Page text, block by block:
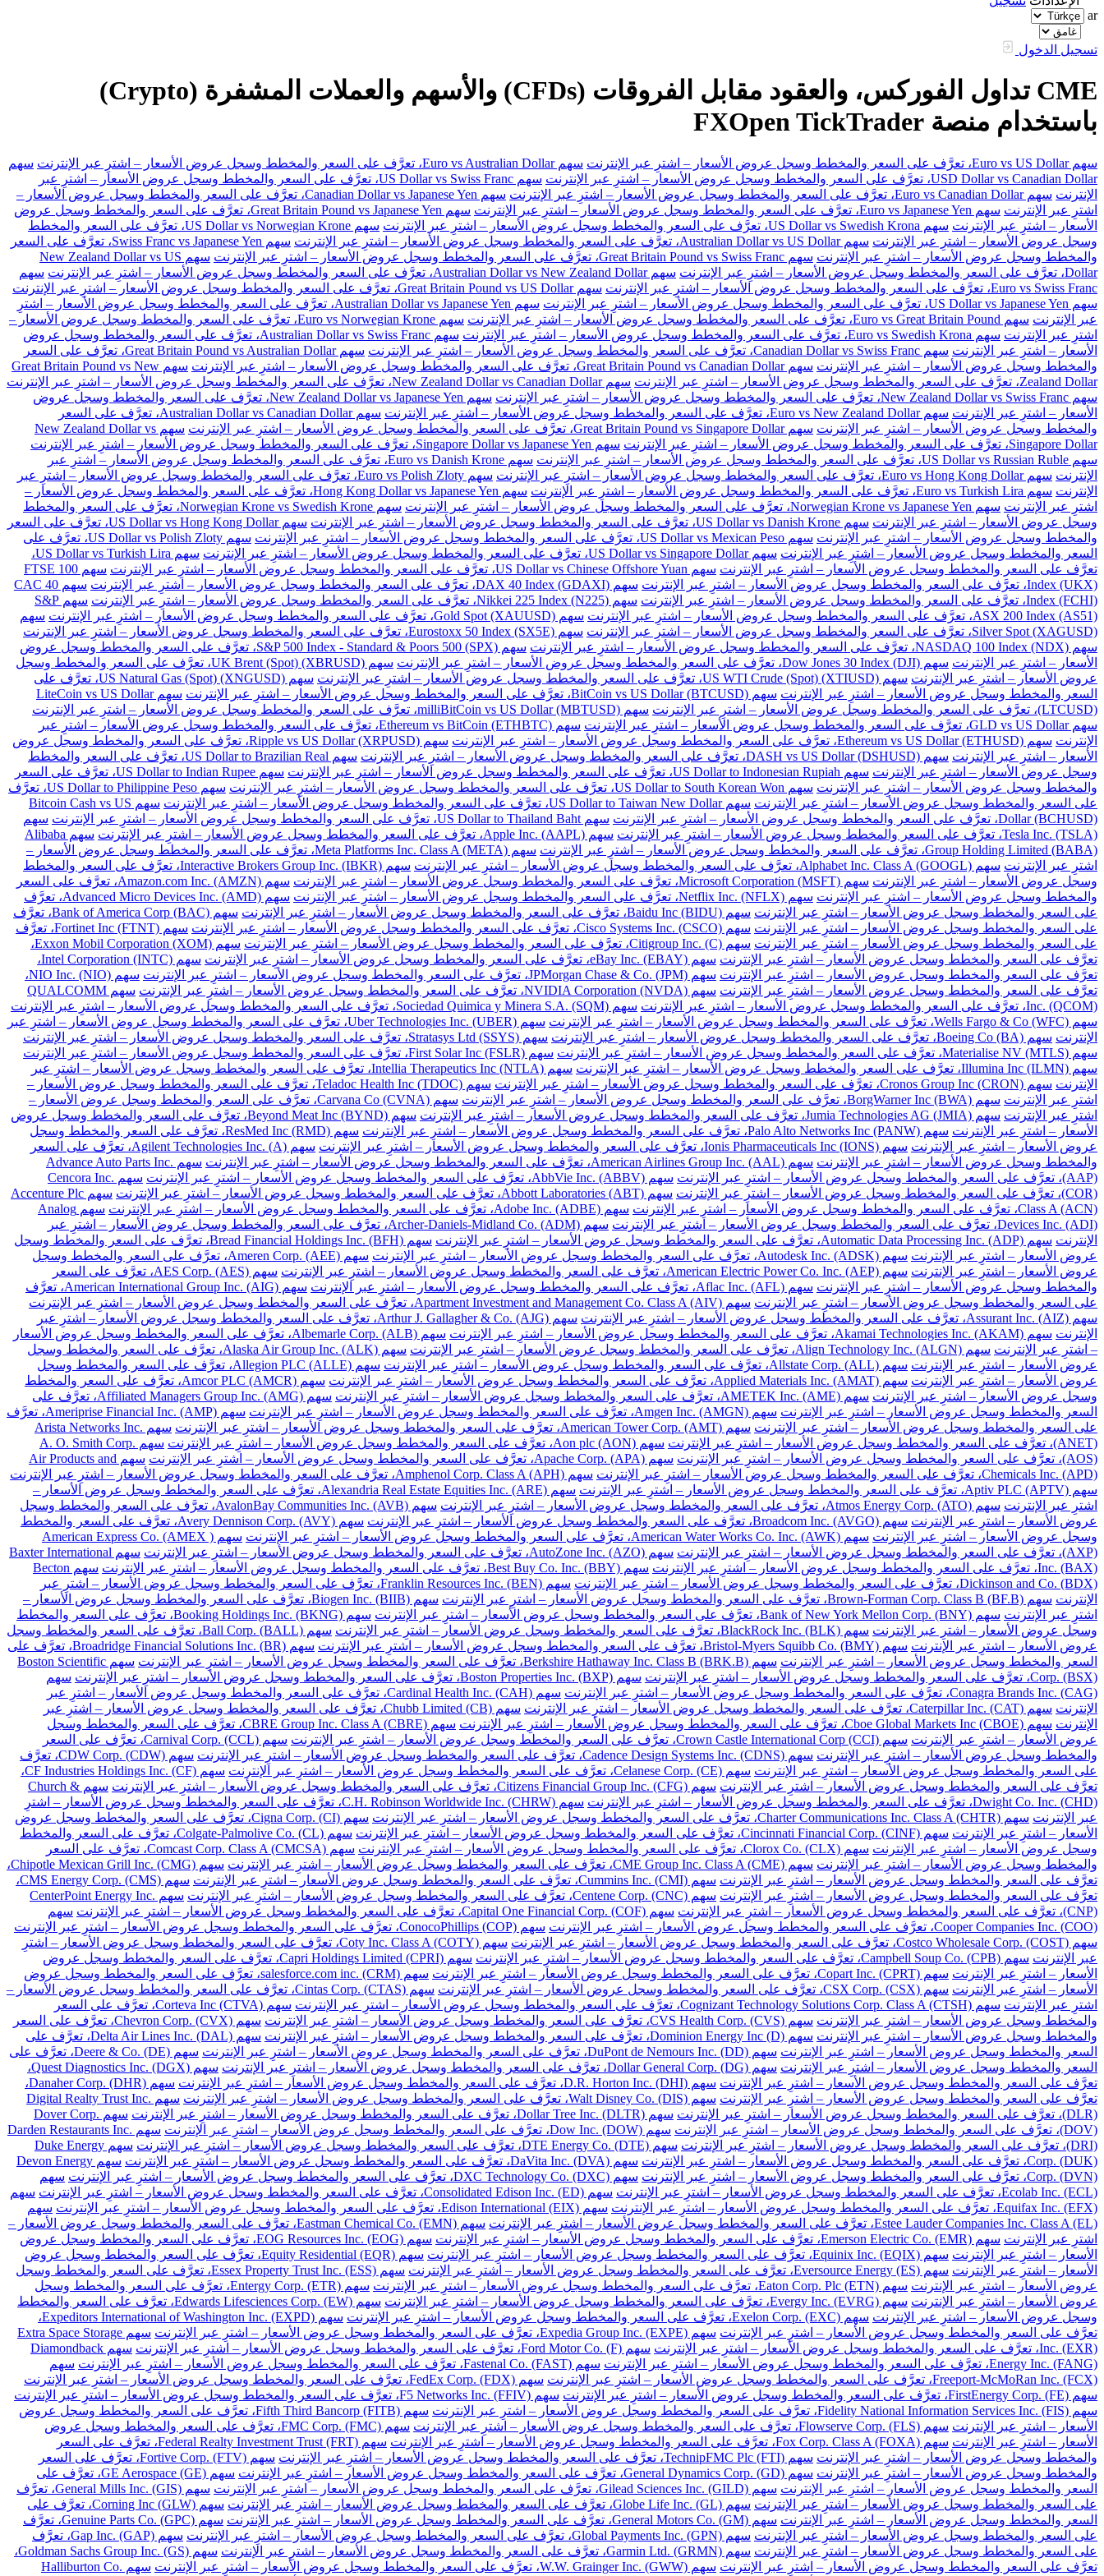
ar
تسجيل الدخول
CME تداول الفوركس، والعقود مقابل الفروقات (CFDs) والأسهم والعملات المشفرة (Crypto)
باستخدام منصة FXOpen TickTrader
سهم Euro vs US Dollar، تعرَّف على السعر والمخطط وسجل عروض الأسعار – اشترِ عبر الإنترنت سهم Euro vs Australian Dollar، تعرَّف على السعر والمخطط وسجل عروض الأسعار – اشترِ عبر الإنترنت
سهم
USD Dollar vs Canadian Dollar، تعرَّف على السعر والمخطط وسجل عروض الأسعار – اشترِ عبر الإنترنت
سهم US Dollar vs Swiss Franc، تعرَّف على السعر والمخطط وسجل عروض الأسعار – اشترِ عبر
الإنترنت سهم Euro vs Canadian Dollar، تعرَّف على السعر والمخطط وسجل عروض الأسعار – اشترِ عبر الإنترنت
سهم Canadian Dollar vs Japanese Yen، تعرَّف على السعر والمخطط وسجل عروض الأسعار –
اشترِ عبر الإنترنت سهم Euro vs Japanese Yen، تعرَّف على السعر والمخطط وسجل عروض الأسعار – اشترِ عبر الإنترنت
سهم Great Britain Pound vs Japanese Yen، تعرَّف على السعر والمخطط وسجل عروض
الأسعار – اشترِ عبر الإنترنت سهم US Dollar vs Swedish Krona، تعرَّف على السعر والمخطط وسجل عروض الأسعار – اشترِ عبر الإنترنت
سهم US Dollar vs Norwegian Krone، تعرَّف على السعر والمخطط
وسجل عروض الأسعار – اشترِ عبر الإنترنت سهم Australian Dollar vs US Dollar، تعرَّف على السعر والمخطط وسجل عروض الأسعار – اشترِ عبر الإنترنت
سهم Swiss Franc vs Japanese Yen، تعرَّف على السعر
والمخطط وسجل عروض الأسعار – اشترِ عبر الإنترنت سهم Great Britain Pound vs Swiss Franc، تعرَّف على السعر والمخطط وسجل عروض الأسعار – اشترِ عبر الإنترنت
سهم New Zealand Dollar vs US
Dollar، تعرَّف على السعر والمخطط وسجل عروض الأسعار – اشترِ عبر الإنترنت
سهم Australian Dollar vs New Zealand Dollar، تعرَّف على السعر والمخطط وسجل عروض الأسعار – اشترِ عبر الإنترنت
سهم
Euro vs Swiss Franc، تعرَّف على السعر والمخطط وسجل عروض الأسعار – اشترِ عبر الإنترنت
سهم Great Britain Pound vs US Dollar، تعرَّف على السعر والمخطط وسجل عروض الأسعار – اشترِ عبر الإنترنت
سهم US Dollar vs Japanese Yen، تعرَّف على السعر والمخطط وسجل عروض الأسعار – اشترِ عبر الإنترنت
سهم Australian Dollar vs Japanese Yen، تعرَّف على السعر والمخطط وسجل عروض الأسعار – اشترِ
عبر الإنترنت سهم Euro vs Great Britain Pound، تعرَّف على السعر والمخطط وسجل عروض الأسعار – اشترِ عبر الإنترنت
سهم Euro vs Norwegian Krone، تعرَّف على السعر والمخطط وسجل عروض الأسعار –
اشترِ عبر الإنترنت سهم Euro vs Swedish Krona، تعرَّف على السعر والمخطط وسجل عروض الأسعار – اشترِ عبر الإنترنت
سهم Australian Dollar vs Swiss Franc، تعرَّف على السعر والمخطط وسجل عروض
الأسعار – اشترِ عبر الإنترنت سهم Canadian Dollar vs Swiss Franc، تعرَّف على السعر والمخطط وسجل عروض الأسعار – اشترِ عبر الإنترنت
سهم Great Britain Pound vs Australian Dollar، تعرَّف على السعر
والمخطط وسجل عروض الأسعار – اشترِ عبر الإنترنت سهم Great Britain Pound vs Canadian Dollar، تعرَّف على السعر والمخطط وسجل عروض الأسعار – اشترِ عبر الإنترنت
سهم Great Britain Pound vs New
Zealand Dollar، تعرَّف على السعر والمخطط وسجل عروض الأسعار – اشترِ عبر الإنترنت
سهم New Zealand Dollar vs Canadian Dollar، تعرَّف على السعر والمخطط وسجل عروض الأسعار – اشترِ عبر الإنترنت
سهم New Zealand Dollar vs Swiss Franc، تعرَّف على السعر والمخطط وسجل عروض الأسعار – اشترِ عبر الإنترنت
سهم New Zealand Dollar vs Japanese Yen، تعرَّف على السعر والمخطط وسجل عروض
الأسعار – اشترِ عبر الإنترنت سهم Euro vs New Zealand Dollar، تعرَّف على السعر والمخطط وسجل عروض الأسعار – اشترِ عبر الإنترنت
سهم Australian Dollar vs Canadian Dollar، تعرَّف على السعر
والمخطط وسجل عروض الأسعار – اشترِ عبر الإنترنت سهم Great Britain Pound vs Singapore Dollar، تعرَّف على السعر والمخطط وسجل عروض الأسعار – اشترِ عبر الإنترنت
سهم New Zealand Dollar vs
Singapore Dollar، تعرَّف على السعر والمخطط وسجل عروض الأسعار – اشترِ عبر الإنترنت
سهم Singapore Dollar vs Japanese Yen، تعرَّف على السعر والمخطط وسجل عروض الأسعار – اشترِ عبر الإنترنت
سهم US Dollar vs Russian Ruble، تعرَّف على السعر والمخطط وسجل عروض الأسعار – اشترِ عبر الإنترنت
سهم Euro vs Danish Krone، تعرَّف على السعر والمخطط وسجل عروض الأسعار – اشترِ عبر
الإنترنت سهم Euro vs Hong Kong Dollar، تعرَّف على السعر والمخطط وسجل عروض الأسعار – اشترِ عبر الإنترنت
سهم Euro vs Polish Zloty، تعرَّف على السعر والمخطط وسجل عروض الأسعار – اشترِ عبر
الإنترنت سهم Euro vs Turkish Lira، تعرَّف على السعر والمخطط وسجل عروض الأسعار – اشترِ عبر الإنترنت
سهم Hong Kong Dollar vs Japanese Yen، تعرَّف على السعر والمخطط وسجل عروض الأسعار –
اشترِ عبر الإنترنت سهم Norwegian Krone vs Japanese Yen، تعرَّف على السعر والمخطط وسجل عروض الأسعار – اشترِ عبر الإنترنت
سهم Norwegian Krone vs Swedish Krone، تعرَّف على السعر والمخطط
وسجل عروض الأسعار – اشترِ عبر الإنترنت سهم US Dollar vs Danish Krone، تعرَّف على السعر والمخطط وسجل عروض الأسعار – اشترِ عبر الإنترنت
سهم US Dollar vs Hong Kong Dollar، تعرَّف على السعر
والمخطط وسجل عروض الأسعار – اشترِ عبر الإنترنت سهم US Dollar vs Mexican Peso، تعرَّف على السعر والمخطط وسجل عروض الأسعار – اشترِ عبر الإنترنت
سهم US Dollar vs Polish Zloty، تعرَّف على
السعر والمخطط وسجل عروض الأسعار – اشترِ عبر الإنترنت سهم US Dollar vs Singapore Dollar، تعرَّف على السعر والمخطط وسجل عروض الأسعار – اشترِ عبر الإنترنت
سهم US Dollar vs Turkish Lira،
تعرَّف على السعر والمخطط وسجل عروض الأسعار – اشترِ عبر الإنترنت سهم US Dollar vs Chinese Offshore Yuan، تعرَّف على السعر والمخطط وسجل عروض الأسعار – اشترِ عبر الإنترنت
سهم FTSE 100
Index (UKX)، تعرَّف على السعر والمخطط وسجل عروض الأسعار – اشترِ عبر الإنترنت
سهم DAX 40 Index (GDAXI)، تعرَّف على السعر والمخطط وسجل عروض الأسعار – اشترِ عبر الإنترنت
سهم CAC 40
Index (FCHI)، تعرَّف على السعر والمخطط وسجل عروض الأسعار – اشترِ عبر الإنترنت
سهم Nikkei 225 Index (N225)، تعرَّف على السعر والمخطط وسجل عروض الأسعار – اشترِ عبر الإنترنت
سهم S&P
ASX 200 Index (AS51)، تعرَّف على السعر والمخطط وسجل عروض الأسعار – اشترِ عبر الإنترنت
سهم Gold Spot (XAUUSD)، تعرَّف على السعر والمخطط وسجل عروض الأسعار – اشترِ عبر الإنترنت
سهم
Silver Spot (XAGUSD)، تعرَّف على السعر والمخطط وسجل عروض الأسعار – اشترِ عبر الإنترنت
سهم Eurostoxx 50 Index (SX5E)، تعرَّف على السعر والمخطط وسجل عروض الأسعار – اشترِ عبر الإنترنت
سهم NASDAQ 100 Index (NDX)، تعرَّف على السعر والمخطط وسجل عروض الأسعار – اشترِ عبر الإنترنت
سهم S&P 500 Index - Standard & Poors 500 (SPX)، تعرَّف على السعر والمخطط وسجل عروض
الأسعار – اشترِ عبر الإنترنت سهم Dow Jones 30 Index (DJI)، تعرَّف على السعر والمخطط وسجل عروض الأسعار – اشترِ عبر الإنترنت
سهم UK Brent (Spot) (XBRUSD)، تعرَّف على السعر والمخطط وسجل
عروض الأسعار – اشترِ عبر الإنترنت سهم US WTI Crude (Spot) (XTIUSD)، تعرَّف على السعر والمخطط وسجل عروض الأسعار – اشترِ عبر الإنترنت
سهم US Natural Gas (Spot) (XNGUSD)، تعرَّف على
السعر والمخطط وسجل عروض الأسعار – اشترِ عبر الإنترنت سهم BitCoin vs US Dollar (BTCUSD)، تعرَّف على السعر والمخطط وسجل عروض الأسعار – اشترِ عبر الإنترنت
سهم LiteCoin vs US Dollar
(LTCUSD)، تعرَّف على السعر والمخطط وسجل عروض الأسعار – اشترِ عبر الإنترنت
سهم milliBitCoin vs US Dollar (MBTUSD)، تعرَّف على السعر والمخطط وسجل عروض الأسعار – اشترِ عبر الإنترنت
سهم GLD vs US Dollar، تعرَّف على السعر والمخطط وسجل عروض الأسعار – اشترِ عبر الإنترنت
سهم Ethereum vs BitCoin (ETHBTC)، تعرَّف على السعر والمخطط وسجل عروض الأسعار – اشترِ عبر
الإنترنت سهم Ethereum vs US Dollar (ETHUSD)، تعرَّف على السعر والمخطط وسجل عروض الأسعار – اشترِ عبر الإنترنت
سهم Ripple vs US Dollar (XRPUSD)، تعرَّف على السعر والمخطط وسجل عروض
الأسعار – اشترِ عبر الإنترنت سهم DASH vs US Dollar (DSHUSD)، تعرَّف على السعر والمخطط وسجل عروض الأسعار – اشترِ عبر الإنترنت
سهم US Dollar to Brazilian Real، تعرَّف على السعر والمخطط
وسجل عروض الأسعار – اشترِ عبر الإنترنت سهم US Dollar to Indonesian Rupiah، تعرَّف على السعر والمخطط وسجل عروض الأسعار – اشترِ عبر الإنترنت
سهم US Dollar to Indian Rupee، تعرَّف على السعر
والمخطط وسجل عروض الأسعار – اشترِ عبر الإنترنت سهم US Dollar to South Korean Won، تعرَّف على السعر والمخطط وسجل عروض الأسعار – اشترِ عبر الإنترنت
سهم US Dollar to Philippine Peso، تعرَّف
على السعر والمخطط وسجل عروض الأسعار – اشترِ عبر الإنترنت سهم US Dollar to Taiwan New Dollar، تعرَّف على السعر والمخطط وسجل عروض الأسعار – اشترِ عبر الإنترنت
سهم Bitcoin Cash vs US
Dollar (BCHUSD)، تعرَّف على السعر والمخطط وسجل عروض الأسعار – اشترِ عبر الإنترنت
سهم US Dollar to Thailand Baht، تعرَّف على السعر والمخطط وسجل عروض الأسعار – اشترِ عبر الإنترنت
سهم
Tesla Inc. (TSLA)، تعرَّف على السعر والمخطط وسجل عروض الأسعار – اشترِ عبر الإنترنت
سهم Apple Inc. (AAPL)، تعرَّف على السعر والمخطط وسجل عروض الأسعار – اشترِ عبر الإنترنت
سهم Alibaba
Group Holding Limited (BABA)، تعرَّف على السعر والمخطط وسجل عروض الأسعار – اشترِ عبر الإنترنت
سهم Meta Platforms Inc. Class A (META)، تعرَّف على السعر والمخطط وسجل عروض الأسعار –
اشترِ عبر الإنترنت سهم Alphabet Inc. Class A (GOOGL)، تعرَّف على السعر والمخطط وسجل عروض الأسعار – اشترِ عبر الإنترنت
سهم Interactive Brokers Group Inc. (IBKR)، تعرَّف على السعر والمخطط
وسجل عروض الأسعار – اشترِ عبر الإنترنت سهم Microsoft Corporation (MSFT)، تعرَّف على السعر والمخطط وسجل عروض الأسعار – اشترِ عبر الإنترنت
سهم Amazon.com Inc. (AMZN)، تعرَّف على السعر
والمخطط وسجل عروض الأسعار – اشترِ عبر الإنترنت سهم Netflix Inc. (NFLX)، تعرَّف على السعر والمخطط وسجل عروض الأسعار – اشترِ عبر الإنترنت
سهم Advanced Micro Devices Inc. (AMD)، تعرَّف
على السعر والمخطط وسجل عروض الأسعار – اشترِ عبر الإنترنت سهم Baidu Inc (BIDU)، تعرَّف على السعر والمخطط وسجل عروض الأسعار – اشترِ عبر الإنترنت
سهم Bank of America Corp (BAC)، تعرَّف
على السعر والمخطط وسجل عروض الأسعار – اشترِ عبر الإنترنت سهم Cisco Systems Inc. (CSCO)، تعرَّف على السعر والمخطط وسجل عروض الأسعار – اشترِ عبر الإنترنت
سهم Fortinet Inc (FTNT)، تعرَّف
على السعر والمخطط وسجل عروض الأسعار – اشترِ عبر الإنترنت سهم Citigroup Inc. (C)، تعرَّف على السعر والمخطط وسجل عروض الأسعار – اشترِ عبر الإنترنت
سهم Exxon Mobil Corporation (XOM)،
تعرَّف على السعر والمخطط وسجل عروض الأسعار – اشترِ عبر الإنترنت سهم eBay Inc. (EBAY)، تعرَّف على السعر والمخطط وسجل عروض الأسعار – اشترِ عبر الإنترنت
سهم Intel Corporation (INTC)،
تعرَّف على السعر والمخطط وسجل عروض الأسعار – اشترِ عبر الإنترنت سهم JPMorgan Chase & Co. (JPM)، تعرَّف على السعر والمخطط وسجل عروض الأسعار – اشترِ عبر الإنترنت
سهم NIO Inc. (NIO)،
تعرَّف على السعر والمخطط وسجل عروض الأسعار – اشترِ عبر الإنترنت سهم NVIDIA Corporation (NVDA)، تعرَّف على السعر والمخطط وسجل عروض الأسعار – اشترِ عبر الإنترنت
سهم QUALCOMM
Inc. (QCOM)، تعرَّف على السعر والمخطط وسجل عروض الأسعار – اشترِ عبر الإنترنت
سهم Sociedad Quimica y Minera S.A. (SQM)، تعرَّف على السعر والمخطط وسجل عروض الأسعار – اشترِ عبر الإنترنت
سهم Wells Fargo & Co (WFC)، تعرَّف على السعر والمخطط وسجل عروض الأسعار – اشترِ عبر الإنترنت
سهم Uber Technologies Inc. (UBER)، تعرَّف على السعر والمخطط وسجل عروض الأسعار – اشترِ عبر
الإنترنت سهم Boeing Co (BA)، تعرَّف على السعر والمخطط وسجل عروض الأسعار – اشترِ عبر الإنترنت
سهم Stratasys Ltd (SSYS)، تعرَّف على السعر والمخطط وسجل عروض الأسعار – اشترِ عبر الإنترنت
سهم Materialise NV (MTLS)، تعرَّف على السعر والمخطط وسجل عروض الأسعار – اشترِ عبر الإنترنت
سهم First Solar Inc (FSLR)، تعرَّف على السعر والمخطط وسجل عروض الأسعار – اشترِ عبر الإنترنت
سهم Illumina Inc (ILMN)، تعرَّف على السعر والمخطط وسجل عروض الأسعار – اشترِ عبر الإنترنت
سهم Intellia Therapeutics Inc (NTLA)، تعرَّف على السعر والمخطط وسجل عروض الأسعار – اشترِ عبر
الإنترنت سهم Cronos Group Inc (CRON)، تعرَّف على السعر والمخطط وسجل عروض الأسعار – اشترِ عبر الإنترنت
سهم Teladoc Health Inc (TDOC)، تعرَّف على السعر والمخطط وسجل عروض الأسعار –
اشترِ عبر الإنترنت سهم BorgWarner Inc (BWA)، تعرَّف على السعر والمخطط وسجل عروض الأسعار – اشترِ عبر الإنترنت
سهم Carvana Co (CVNA)، تعرَّف على السعر والمخطط وسجل عروض الأسعار –
اشترِ عبر الإنترنت سهم Jumia Technologies AG (JMIA)، تعرَّف على السعر والمخطط وسجل عروض الأسعار – اشترِ عبر الإنترنت
سهم Beyond Meat Inc (BYND)، تعرَّف على السعر والمخطط وسجل عروض
الأسعار – اشترِ عبر الإنترنت سهم Palo Alto Networks Inc (PANW)، تعرَّف على السعر والمخطط وسجل عروض الأسعار – اشترِ عبر الإنترنت
سهم ResMed Inc (RMD)، تعرَّف على السعر والمخطط وسجل
عروض الأسعار – اشترِ عبر الإنترنت سهم Ionis Pharmaceuticals Inc (IONS)، تعرَّف على السعر والمخطط وسجل عروض الأسعار – اشترِ عبر الإنترنت
سهم Agilent Technologies Inc. (A)، تعرَّف على السعر
والمخطط وسجل عروض الأسعار – اشترِ عبر الإنترنت سهم American Airlines Group Inc. (AAL)، تعرَّف على السعر والمخطط وسجل عروض الأسعار – اشترِ عبر الإنترنت
سهم Advance Auto Parts Inc.
(AAP)، تعرَّف على السعر والمخطط وسجل عروض الأسعار – اشترِ عبر الإنترنت
سهم AbbVie Inc. (ABBV)، تعرَّف على السعر والمخطط وسجل عروض الأسعار – اشترِ عبر الإنترنت
سهم Cencora Inc.
(COR)، تعرَّف على السعر والمخطط وسجل عروض الأسعار – اشترِ عبر الإنترنت
سهم Abbott Laboratories (ABT)، تعرَّف على السعر والمخطط وسجل عروض الأسعار – اشترِ عبر الإنترنت
سهم Accenture Plc
Class A (ACN)، تعرَّف على السعر والمخطط وسجل عروض الأسعار – اشترِ عبر الإنترنت
سهم Adobe Inc. (ADBE)، تعرَّف على السعر والمخطط وسجل عروض الأسعار – اشترِ عبر الإنترنت
سهم Analog
Devices Inc. (ADI)، تعرَّف على السعر والمخطط وسجل عروض الأسعار – اشترِ عبر الإنترنت
سهم Archer-Daniels-Midland Co. (ADM)، تعرَّف على السعر والمخطط وسجل عروض الأسعار – اشترِ عبر
الإنترنت سهم Automatic Data Processing Inc. (ADP)، تعرَّف على السعر والمخطط وسجل عروض الأسعار – اشترِ عبر الإنترنت
سهم Bread Financial Holdings Inc. (BFH)، تعرَّف على السعر والمخطط وسجل
عروض الأسعار – اشترِ عبر الإنترنت سهم Autodesk Inc. (ADSK)، تعرَّف على السعر والمخطط وسجل عروض الأسعار – اشترِ عبر الإنترنت
سهم Ameren Corp. (AEE)، تعرَّف على السعر والمخطط وسجل
عروض الأسعار – اشترِ عبر الإنترنت سهم American Electric Power Co. Inc. (AEP)، تعرَّف على السعر والمخطط وسجل عروض الأسعار – اشترِ عبر الإنترنت
سهم AES Corp. (AES)، تعرَّف على السعر
والمخطط وسجل عروض الأسعار – اشترِ عبر الإنترنت سهم Aflac Inc. (AFL)، تعرَّف على السعر والمخطط وسجل عروض الأسعار – اشترِ عبر الإنترنت
سهم American International Group Inc. (AIG)، تعرَّف
على السعر والمخطط وسجل عروض الأسعار – اشترِ عبر الإنترنت سهم Apartment Investment and Management Co. Class A (AIV)، تعرَّف على السعر والمخطط وسجل عروض الأسعار – اشترِ عبر الإنترنت
سهم Assurant Inc. (AIZ)، تعرَّف على السعر والمخطط وسجل عروض الأسعار – اشترِ عبر الإنترنت
سهم Arthur J. Gallagher & Co. (AJG)، تعرَّف على السعر والمخطط وسجل عروض الأسعار – اشترِ عبر
الإنترنت سهم Akamai Technologies Inc. (AKAM)، تعرَّف على السعر والمخطط وسجل عروض الأسعار – اشترِ عبر الإنترنت
سهم Albemarle Corp. (ALB)، تعرَّف على السعر والمخطط وسجل عروض الأسعار
– اشترِ عبر الإنترنت سهم Align Technology Inc. (ALGN)، تعرَّف على السعر والمخطط وسجل عروض الأسعار – اشترِ عبر الإنترنت
سهم Alaska Air Group Inc. (ALK)، تعرَّف على السعر والمخطط وسجل
عروض الأسعار – اشترِ عبر الإنترنت سهم Allstate Corp. (ALL)، تعرَّف على السعر والمخطط وسجل عروض الأسعار – اشترِ عبر الإنترنت
سهم Allegion PLC (ALLE)، تعرَّف على السعر والمخطط وسجل
عروض الأسعار – اشترِ عبر الإنترنت سهم Applied Materials Inc. (AMAT)، تعرَّف على السعر والمخطط وسجل عروض الأسعار – اشترِ عبر الإنترنت
سهم Amcor PLC (AMCR)، تعرَّف على السعر والمخطط
وسجل عروض الأسعار – اشترِ عبر الإنترنت سهم AMETEK Inc. (AME)، تعرَّف على السعر والمخطط وسجل عروض الأسعار – اشترِ عبر الإنترنت
سهم Affiliated Managers Group Inc. (AMG)، تعرَّف على
السعر والمخطط وسجل عروض الأسعار – اشترِ عبر الإنترنت سهم Amgen Inc. (AMGN)، تعرَّف على السعر والمخطط وسجل عروض الأسعار – اشترِ عبر الإنترنت
سهم Ameriprise Financial Inc. (AMP)، تعرَّف
على السعر والمخطط وسجل عروض الأسعار – اشترِ عبر الإنترنت سهم American Tower Corp. (AMT)، تعرَّف على السعر والمخطط وسجل عروض الأسعار – اشترِ عبر الإنترنت
سهم Arista Networks Inc.
(ANET)، تعرَّف على السعر والمخطط وسجل عروض الأسعار – اشترِ عبر الإنترنت
سهم Aon plc (AON)، تعرَّف على السعر والمخطط وسجل عروض الأسعار – اشترِ عبر الإنترنت
سهم A. O. Smith Corp.
(AOS)، تعرَّف على السعر والمخطط وسجل عروض الأسعار – اشترِ عبر الإنترنت
سهم Apache Corp. (APA)، تعرَّف على السعر والمخطط وسجل عروض الأسعار – اشترِ عبر الإنترنت
سهم Air Products and
Chemicals Inc. (APD)، تعرَّف على السعر والمخطط وسجل عروض الأسعار – اشترِ عبر الإنترنت
سهم Amphenol Corp. Class A (APH)، تعرَّف على السعر والمخطط وسجل عروض الأسعار – اشترِ عبر الإنترنت
سهم Aptiv PLC (APTV)، تعرَّف على السعر والمخطط وسجل عروض الأسعار – اشترِ عبر الإنترنت
سهم Alexandria Real Estate Equities Inc. (ARE)، تعرَّف على السعر والمخطط وسجل عروض الأسعار –
اشترِ عبر الإنترنت سهم Atmos Energy Corp. (ATO)، تعرَّف على السعر والمخطط وسجل عروض الأسعار – اشترِ عبر الإنترنت
سهم AvalonBay Communities Inc. (AVB)، تعرَّف على السعر والمخطط وسجل
عروض الأسعار – اشترِ عبر الإنترنت سهم Broadcom Inc. (AVGO)، تعرَّف على السعر والمخطط وسجل عروض الأسعار – اشترِ عبر الإنترنت
سهم Avery Dennison Corp. (AVY)، تعرَّف على السعر والمخطط
وسجل عروض الأسعار – اشترِ عبر الإنترنت سهم American Water Works Co. Inc. (AWK)، تعرَّف على السعر والمخطط وسجل عروض الأسعار – اشترِ عبر الإنترنت
سهم American Express Co. (AMEX )
(AXP)، تعرَّف على السعر والمخطط وسجل عروض الأسعار – اشترِ عبر الإنترنت
سهم AutoZone Inc. (AZO)، تعرَّف على السعر والمخطط وسجل عروض الأسعار – اشترِ عبر الإنترنت
سهم Baxter International
Inc. (BAX)، تعرَّف على السعر والمخطط وسجل عروض الأسعار – اشترِ عبر الإنترنت
سهم Best Buy Co. Inc. (BBY)، تعرَّف على السعر والمخطط وسجل عروض الأسعار – اشترِ عبر الإنترنت
سهم Becton
Dickinson and Co. (BDX)، تعرَّف على السعر والمخطط وسجل عروض الأسعار – اشترِ عبر الإنترنت
سهم Franklin Resources Inc. (BEN)، تعرَّف على السعر والمخطط وسجل عروض الأسعار – اشترِ عبر
الإنترنت سهم Brown-Forman Corp. Class B (BF.B)، تعرَّف على السعر والمخطط وسجل عروض الأسعار – اشترِ عبر الإنترنت
سهم Biogen Inc. (BIIB)، تعرَّف على السعر والمخطط وسجل عروض الأسعار –
اشترِ عبر الإنترنت سهم Bank of New York Mellon Corp. (BNY)، تعرَّف على السعر والمخطط وسجل عروض الأسعار – اشترِ عبر الإنترنت
سهم Booking Holdings Inc. (BKNG)، تعرَّف على السعر والمخطط
وسجل عروض الأسعار – اشترِ عبر الإنترنت سهم BlackRock Inc. (BLK)، تعرَّف على السعر والمخطط وسجل عروض الأسعار – اشترِ عبر الإنترنت
سهم Ball Corp. (BALL)، تعرَّف على السعر والمخطط وسجل
عروض الأسعار – اشترِ عبر الإنترنت سهم Bristol-Myers Squibb Co. (BMY)، تعرَّف على السعر والمخطط وسجل عروض الأسعار – اشترِ عبر الإنترنت
سهم Broadridge Financial Solutions Inc. (BR)، تعرَّف على
السعر والمخطط وسجل عروض الأسعار – اشترِ عبر الإنترنت سهم Berkshire Hathaway Inc. Class B (BRK.B)، تعرَّف على السعر والمخطط وسجل عروض الأسعار – اشترِ عبر الإنترنت
سهم Boston Scientific
Corp. (BSX)، تعرَّف على السعر والمخطط وسجل عروض الأسعار – اشترِ عبر الإنترنت
سهم Boston Properties Inc. (BXP)، تعرَّف على السعر والمخطط وسجل عروض الأسعار – اشترِ عبر الإنترنت
سهم
Conagra Brands Inc. (CAG)، تعرَّف على السعر والمخطط وسجل عروض الأسعار – اشترِ عبر الإنترنت
سهم Cardinal Health Inc. (CAH)، تعرَّف على السعر والمخطط وسجل عروض الأسعار – اشترِ عبر
الإنترنت سهم Caterpillar Inc. (CAT)، تعرَّف على السعر والمخطط وسجل عروض الأسعار – اشترِ عبر الإنترنت
سهم Chubb Limited (CB)، تعرَّف على السعر والمخطط وسجل عروض الأسعار – اشترِ عبر
الإنترنت سهم Cboe Global Markets Inc (CBOE)، تعرَّف على السعر والمخطط وسجل عروض الأسعار – اشترِ عبر الإنترنت
سهم CBRE Group Inc. Class A (CBRE)، تعرَّف على السعر والمخطط وسجل
عروض الأسعار – اشترِ عبر الإنترنت سهم Crown Castle International Corp (CCI)، تعرَّف على السعر والمخطط وسجل عروض الأسعار – اشترِ عبر الإنترنت
سهم Carnival Corp. (CCL)، تعرَّف على السعر
والمخطط وسجل عروض الأسعار – اشترِ عبر الإنترنت سهم Cadence Design Systems Inc. (CDNS)، تعرَّف على السعر والمخطط وسجل عروض الأسعار – اشترِ عبر الإنترنت
سهم CDW Corp. (CDW)، تعرَّف
على السعر والمخطط وسجل عروض الأسعار – اشترِ عبر الإنترنت سهم Celanese Corp. (CE)، تعرَّف على السعر والمخطط وسجل عروض الأسعار – اشترِ عبر الإنترنت
سهم CF Industries Holdings Inc. (CF)،
تعرَّف على السعر والمخطط وسجل عروض الأسعار – اشترِ عبر الإنترنت سهم Citizens Financial Group Inc. (CFG)، تعرَّف على السعر والمخطط وسجل عروض الأسعار – اشترِ عبر الإنترنت
سهم Church &
Dwight Co. Inc. (CHD)، تعرَّف على السعر والمخطط وسجل عروض الأسعار – اشترِ عبر الإنترنت
سهم C.H. Robinson Worldwide Inc. (CHRW)، تعرَّف على السعر والمخطط وسجل عروض الأسعار – اشترِ
عبر الإنترنت سهم Charter Communications Inc. Class A (CHTR)، تعرَّف على السعر والمخطط وسجل عروض الأسعار – اشترِ عبر الإنترنت
سهم Cigna Corp. (CI)، تعرَّف على السعر والمخطط وسجل عروض
الأسعار – اشترِ عبر الإنترنت سهم Cincinnati Financial Corp. (CINF)، تعرَّف على السعر والمخطط وسجل عروض الأسعار – اشترِ عبر الإنترنت
سهم Colgate-Palmolive Co. (CL)، تعرَّف على السعر والمخطط
وسجل عروض الأسعار – اشترِ عبر الإنترنت سهم Clorox Co. (CLX)، تعرَّف على السعر والمخطط وسجل عروض الأسعار – اشترِ عبر الإنترنت
سهم Comcast Corp. Class A (CMCSA)، تعرَّف على السعر
والمخطط وسجل عروض الأسعار – اشترِ عبر الإنترنت سهم CME Group Inc. Class A (CME)، تعرَّف على السعر والمخطط وسجل عروض الأسعار – اشترِ عبر الإنترنت
سهم Chipotle Mexican Grill Inc. (CMG)،
تعرَّف على السعر والمخطط وسجل عروض الأسعار – اشترِ عبر الإنترنت سهم Cummins Inc. (CMI)، تعرَّف على السعر والمخطط وسجل عروض الأسعار – اشترِ عبر الإنترنت
سهم CMS Energy Corp. (CMS)،
تعرَّف على السعر والمخطط وسجل عروض الأسعار – اشترِ عبر الإنترنت سهم Centene Corp. (CNC)، تعرَّف على السعر والمخطط وسجل عروض الأسعار – اشترِ عبر الإنترنت
سهم CenterPoint Energy Inc.
(CNP)، تعرَّف على السعر والمخطط وسجل عروض الأسعار – اشترِ عبر الإنترنت
سهم Capital One Financial Corp. (COF)، تعرَّف على السعر والمخطط وسجل عروض الأسعار – اشترِ عبر الإنترنت
سهم
Cooper Companies Inc. (COO)، تعرَّف على السعر والمخطط وسجل عروض الأسعار – اشترِ عبر الإنترنت
سهم ConocoPhillips (COP)، تعرَّف على السعر والمخطط وسجل عروض الأسعار – اشترِ عبر الإنترنت
سهم Costco Wholesale Corp. (COST)، تعرَّف على السعر والمخطط وسجل عروض الأسعار – اشترِ عبر الإنترنت
سهم Coty Inc. Class A (COTY)، تعرَّف على السعر والمخطط وسجل عروض الأسعار – اشترِ
عبر الإنترنت سهم Campbell Soup Co. (CPB)، تعرَّف على السعر والمخطط وسجل عروض الأسعار – اشترِ عبر الإنترنت
سهم Capri Holdings Limited (CPRI)، تعرَّف على السعر والمخطط وسجل عروض
الأسعار – اشترِ عبر الإنترنت سهم Copart Inc. (CPRT)، تعرَّف على السعر والمخطط وسجل عروض الأسعار – اشترِ عبر الإنترنت
سهم salesforce.com inc. (CRM)، تعرَّف على السعر والمخطط وسجل عروض
الأسعار – اشترِ عبر الإنترنت سهم CSX Corp. (CSX)، تعرَّف على السعر والمخطط وسجل عروض الأسعار – اشترِ عبر الإنترنت
سهم Cintas Corp. (CTAS)، تعرَّف على السعر والمخطط وسجل عروض الأسعار –
اشترِ عبر الإنترنت سهم Cognizant Technology Solutions Corp. Class A (CTSH)، تعرَّف على السعر والمخطط وسجل عروض الأسعار – اشترِ عبر الإنترنت
سهم Corteva Inc (CTVA)، تعرَّف على السعر
والمخطط وسجل عروض الأسعار – اشترِ عبر الإنترنت سهم CVS Health Corp. (CVS)، تعرَّف على السعر والمخطط وسجل عروض الأسعار – اشترِ عبر الإنترنت
سهم Chevron Corp. (CVX)، تعرَّف على السعر
والمخطط وسجل عروض الأسعار – اشترِ عبر الإنترنت سهم Dominion Energy Inc (D)، تعرَّف على السعر والمخطط وسجل عروض الأسعار – اشترِ عبر الإنترنت
سهم Delta Air Lines Inc. (DAL)، تعرَّف على
السعر والمخطط وسجل عروض الأسعار – اشترِ عبر الإنترنت سهم DuPont de Nemours Inc. (DD)، تعرَّف على السعر والمخطط وسجل عروض الأسعار – اشترِ عبر الإنترنت
سهم Deere & Co. (DE)، تعرَّف على
السعر والمخطط وسجل عروض الأسعار – اشترِ عبر الإنترنت سهم Dollar General Corp. (DG)، تعرَّف على السعر والمخطط وسجل عروض الأسعار – اشترِ عبر الإنترنت
سهم Quest Diagnostics Inc. (DGX)،
تعرَّف على السعر والمخطط وسجل عروض الأسعار – اشترِ عبر الإنترنت سهم D.R. Horton Inc. (DHI)، تعرَّف على السعر والمخطط وسجل عروض الأسعار – اشترِ عبر الإنترنت
سهم Danaher Corp. (DHR)،
تعرَّف على السعر والمخطط وسجل عروض الأسعار – اشترِ عبر الإنترنت سهم Walt Disney Co. (DIS)، تعرَّف على السعر والمخطط وسجل عروض الأسعار – اشترِ عبر الإنترنت
سهم Digital Realty Trust Inc.
(DLR)، تعرَّف على السعر والمخطط وسجل عروض الأسعار – اشترِ عبر الإنترنت
سهم Dollar Tree Inc. (DLTR)، تعرَّف على السعر والمخطط وسجل عروض الأسعار – اشترِ عبر الإنترنت
سهم Dover Corp.
(DOV)، تعرَّف على السعر والمخطط وسجل عروض الأسعار – اشترِ عبر الإنترنت
سهم Dow Inc. (DOW)، تعرَّف على السعر والمخطط وسجل عروض الأسعار – اشترِ عبر الإنترنت
سهم Darden Restaurants Inc.
(DRI)، تعرَّف على السعر والمخطط وسجل عروض الأسعار – اشترِ عبر الإنترنت
سهم DTE Energy Co. (DTE)، تعرَّف على السعر والمخطط وسجل عروض الأسعار – اشترِ عبر الإنترنت
سهم Duke Energy
Corp. (DUK)، تعرَّف على السعر والمخطط وسجل عروض الأسعار – اشترِ عبر الإنترنت
سهم DaVita Inc. (DVA)، تعرَّف على السعر والمخطط وسجل عروض الأسعار – اشترِ عبر الإنترنت
سهم Devon Energy
Corp. (DVN)، تعرَّف على السعر والمخطط وسجل عروض الأسعار – اشترِ عبر الإنترنت
سهم DXC Technology Co. (DXC)، تعرَّف على السعر والمخطط وسجل عروض الأسعار – اشترِ عبر الإنترنت
سهم
Ecolab Inc. (ECL)، تعرَّف على السعر والمخطط وسجل عروض الأسعار – اشترِ عبر الإنترنت
سهم Consolidated Edison Inc. (ED)، تعرَّف على السعر والمخطط وسجل عروض الأسعار – اشترِ عبر الإنترنت
سهم
Equifax Inc. (EFX)، تعرَّف على السعر والمخطط وسجل عروض الأسعار – اشترِ عبر الإنترنت
سهم Edison International (EIX)، تعرَّف على السعر والمخطط وسجل عروض الأسعار – اشترِ عبر الإنترنت
سهم
Estee Lauder Companies Inc. Class A (EL)، تعرَّف على السعر والمخطط وسجل عروض الأسعار – اشترِ عبر الإنترنت
سهم Eastman Chemical Co. (EMN)، تعرَّف على السعر والمخطط وسجل عروض الأسعار –
اشترِ عبر الإنترنت سهم Emerson Electric Co. (EMR)، تعرَّف على السعر والمخطط وسجل عروض الأسعار – اشترِ عبر الإنترنت
سهم EOG Resources Inc. (EOG)، تعرَّف على السعر والمخطط وسجل عروض
الأسعار – اشترِ عبر الإنترنت سهم Equinix Inc. (EQIX)، تعرَّف على السعر والمخطط وسجل عروض الأسعار – اشترِ عبر الإنترنت
سهم Equity Residential (EQR)، تعرَّف على السعر والمخطط وسجل عروض
الأسعار – اشترِ عبر الإنترنت سهم Eversource Energy (ES)، تعرَّف على السعر والمخطط وسجل عروض الأسعار – اشترِ عبر الإنترنت
سهم Essex Property Trust Inc. (ESS)، تعرَّف على السعر والمخطط وسجل
عروض الأسعار – اشترِ عبر الإنترنت سهم Eaton Corp. Plc (ETN)، تعرَّف على السعر والمخطط وسجل عروض الأسعار – اشترِ عبر الإنترنت
سهم Entergy Corp. (ETR)، تعرَّف على السعر والمخطط وسجل
عروض الأسعار – اشترِ عبر الإنترنت سهم Evergy Inc. (EVRG)، تعرَّف على السعر والمخطط وسجل عروض الأسعار – اشترِ عبر الإنترنت
سهم Edwards Lifesciences Corp. (EW)، تعرَّف على السعر والمخطط
وسجل عروض الأسعار – اشترِ عبر الإنترنت سهم Exelon Corp. (EXC)، تعرَّف على السعر والمخطط وسجل عروض الأسعار – اشترِ عبر الإنترنت
سهم Expeditors International of Washington Inc. (EXPD)،
تعرَّف على السعر والمخطط وسجل عروض الأسعار – اشترِ عبر الإنترنت سهم Expedia Group Inc. (EXPE)، تعرَّف على السعر والمخطط وسجل عروض الأسعار – اشترِ عبر الإنترنت
سهم Extra Space Storage
Inc. (EXR)، تعرَّف على السعر والمخطط وسجل عروض الأسعار – اشترِ عبر الإنترنت
سهم Ford Motor Co. (F)، تعرَّف على السعر والمخطط وسجل عروض الأسعار – اشترِ عبر الإنترنت
سهم Diamondback
Energy Inc. (FANG)، تعرَّف على السعر والمخطط وسجل عروض الأسعار – اشترِ عبر الإنترنت
سهم Fastenal Co. (FAST)، تعرَّف على السعر والمخطط وسجل عروض الأسعار – اشترِ عبر الإنترنت
سهم
Freeport-McMoRan Inc. (FCX)، تعرَّف على السعر والمخطط وسجل عروض الأسعار – اشترِ عبر الإنترنت
سهم FedEx Corp. (FDX)، تعرَّف على السعر والمخطط وسجل عروض الأسعار – اشترِ عبر الإنترنت
سهم FirstEnergy Corp. (FE)، تعرَّف على السعر والمخطط وسجل عروض الأسعار – اشترِ عبر الإنترنت
سهم F5 Networks Inc. (FFIV)، تعرَّف على السعر والمخطط وسجل عروض الأسعار – اشترِ عبر الإنترنت
سهم Fidelity National Information Services Inc. (FIS)، تعرَّف على السعر والمخطط وسجل عروض الأسعار – اشترِ عبر الإنترنت
سهم Fifth Third Bancorp (FITB)، تعرَّف على السعر والمخطط وسجل عروض
الأسعار – اشترِ عبر الإنترنت سهم Flowserve Corp. (FLS)، تعرَّف على السعر والمخطط وسجل عروض الأسعار – اشترِ عبر الإنترنت
سهم FMC Corp. (FMC)، تعرَّف على السعر والمخطط وسجل عروض
الأسعار – اشترِ عبر الإنترنت سهم Fox Corp. Class A (FOXA)، تعرَّف على السعر والمخطط وسجل عروض الأسعار – اشترِ عبر الإنترنت
سهم Federal Realty Investment Trust (FRT)، تعرَّف على السعر
والمخطط وسجل عروض الأسعار – اشترِ عبر الإنترنت سهم TechnipFMC Plc (FTI)، تعرَّف على السعر والمخطط وسجل عروض الأسعار – اشترِ عبر الإنترنت
سهم Fortive Corp. (FTV)، تعرَّف على السعر
والمخطط وسجل عروض الأسعار – اشترِ عبر الإنترنت سهم General Dynamics Corp. (GD)، تعرَّف على السعر والمخطط وسجل عروض الأسعار – اشترِ عبر الإنترنت
سهم GE Aerospace (GE)، تعرَّف على
السعر والمخطط وسجل عروض الأسعار – اشترِ عبر الإنترنت سهم Gilead Sciences Inc. (GILD)، تعرَّف على السعر والمخطط وسجل عروض الأسعار – اشترِ عبر الإنترنت
سهم General Mills Inc. (GIS)، تعرَّف
على السعر والمخطط وسجل عروض الأسعار – اشترِ عبر الإنترنت سهم Globe Life Inc. (GL)، تعرَّف على السعر والمخطط وسجل عروض الأسعار – اشترِ عبر الإنترنت
سهم Corning Inc (GLW)، تعرَّف على
السعر والمخطط وسجل عروض الأسعار – اشترِ عبر الإنترنت سهم General Motors Co. (GM)، تعرَّف على السعر والمخطط وسجل عروض الأسعار – اشترِ عبر الإنترنت
سهم Genuine Parts Co. (GPC)، تعرَّف
على السعر والمخطط وسجل عروض الأسعار – اشترِ عبر الإنترنت سهم Global Payments Inc. (GPN)، تعرَّف على السعر والمخطط وسجل عروض الأسعار – اشترِ عبر الإنترنت
سهم Gap Inc. (GAP)، تعرَّف
على السعر والمخطط وسجل عروض الأسعار – اشترِ عبر الإنترنت سهم Garmin Ltd. (GRMN)، تعرَّف على السعر والمخطط وسجل عروض الأسعار – اشترِ عبر الإنترنت
سهم Goldman Sachs Group Inc. (GS)،
تعرَّف على السعر والمخطط وسجل عروض الأسعار – اشترِ عبر الإنترنت سهم W.W. Grainger Inc. (GWW)، تعرَّف على السعر والمخطط وسجل عروض الأسعار – اشترِ عبر الإنترنت
سهم Halliburton Co.